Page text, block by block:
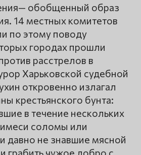
обобщенный образ
14 местных комитетов
по этому поводу
городах прошли
расстрелов в
Харьковской судебной
откровенно излагал
крестьянского бунта:
в течение нескольких
соломы или
давно не знавшие мясной
чужое добро с